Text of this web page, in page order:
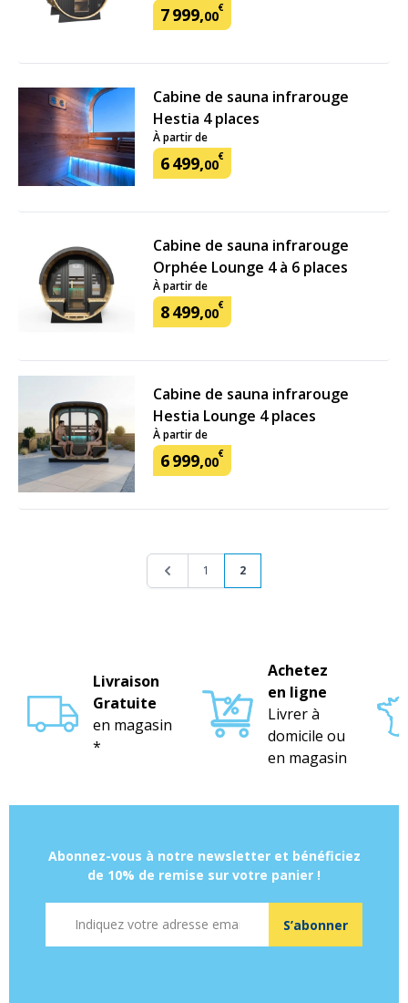
7999,00€
Cabine de sauna infrarouge
Hestia 4 places
À partir de
6499,00€
Cabine de sauna infrarouge
Orphée Lounge 4 à 6 places
À partir de
8499,00€
Cabine de sauna infrarouge
Hestia Lounge 4 places
À partir de
6999,00€
PagePage Page
1 Vous lisez actuellement la
2
Livraison
Gratuite
en magasin
*
Achetez
en ligne
Livrer à
domicile ou
en magasin
Abonnez-vous à notre newsletter et bénéficiez
de 10% de remise sur votre panier !
S’abonner